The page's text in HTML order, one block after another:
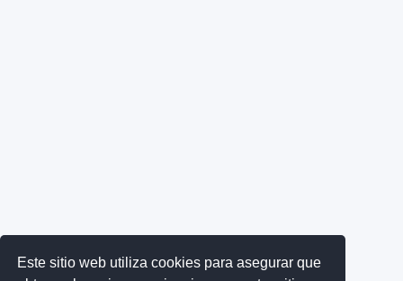
Este sitio web utiliza cookies para asegurar que